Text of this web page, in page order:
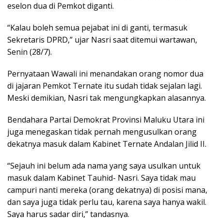
eselon dua di Pemkot diganti.
“Kalau boleh semua pejabat ini di ganti, termasuk
Sekretaris DPRD,” ujar Nasri saat ditemui wartawan,
Senin (28/7).
Pernyataan Wawali ini menandakan orang nomor dua
di jajaran Pemkot Ternate itu sudah tidak sejalan lagi.
Meski demikian, Nasri tak mengungkapkan alasannya.
Bendahara Partai Demokrat Provinsi Maluku Utara ini
juga menegaskan tidak pernah mengusulkan orang
dekatnya masuk dalam Kabinet Ternate Andalan Jilid II.
“Sejauh ini belum ada nama yang saya usulkan untuk
masuk dalam Kabinet Tauhid- Nasri. Saya tidak mau
campuri nanti mereka (orang dekatnya) di posisi mana,
dan saya juga tidak perlu tau, karena saya hanya wakil.
Saya harus sadar diri,” tandasnya.